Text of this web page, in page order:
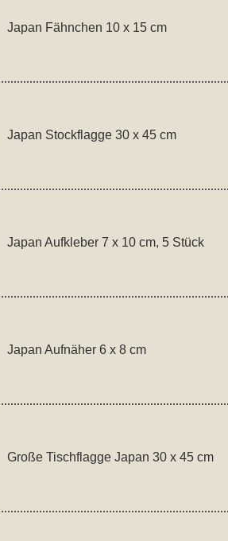
Japan Fähnchen 10 x 15 cm
Japan Stockflagge 30 x 45 cm
Japan Aufkleber 7 x 10 cm, 5 Stück
Japan Aufnäher 6 x 8 cm
Große Tischflagge Japan 30 x 45 cm